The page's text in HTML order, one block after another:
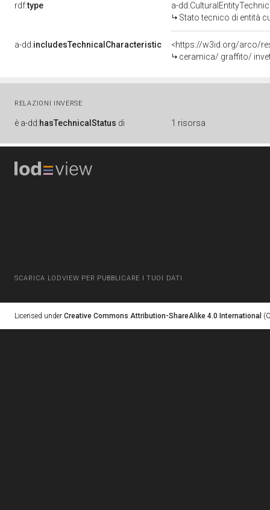
rdf:type
a-
Stato tecnico di entità
a-dd:includesTechnicalCharacteristic
<https://w3id.org/arco/
ceramica/ graffito/
RELAZIONI INVERSE
è a-dd:hasTechnicalStatus di 1 risorsa
SCARICA LODVIEW PER PUBBLICARE I TUOI DATI
Licensed under Creative Commons Attribution-ShareAlike 4.0 International